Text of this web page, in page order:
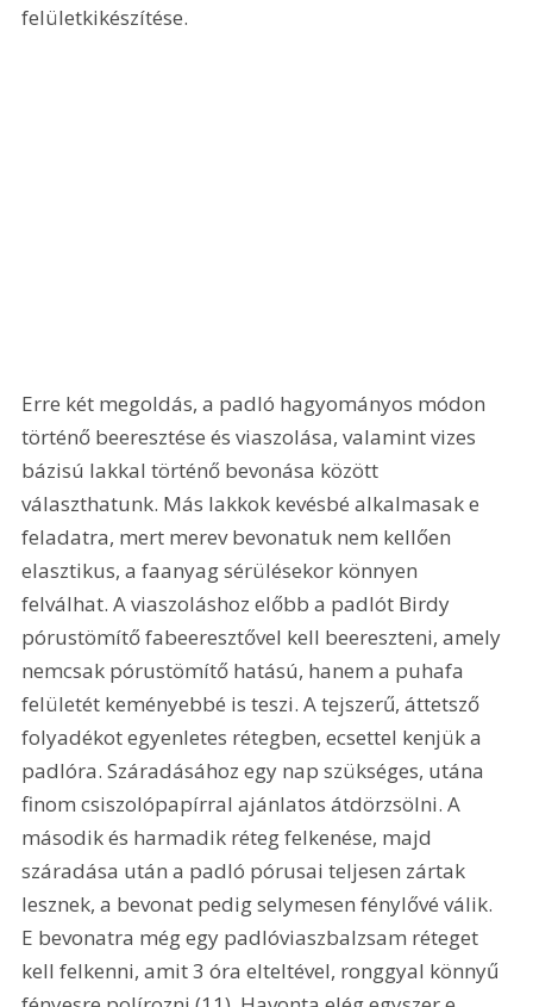
felületkikészítése.
Erre két megoldás, a padló hagyományos módon
történő beeresztése és viaszolása, valamint vizes
bázisú lakkal történő bevonása között
választhatunk. Más lakkok kevésbé alkalmasak e
feladatra, mert merev bevonatuk nem kellően
elasztikus, a faanyag sérülésekor könnyen
felválhat. A viaszoláshoz előbb a padlót Birdy
pórustömítő fabeeresztővel kell beereszteni, amely
nemcsak pórustömítő hatású, hanem a puhafa
felületét keményebbé is teszi. A tejszerű, áttetsző
folyadékot egyenletes rétegben, ecsettel kenjük a
padlóra. Száradásához egy nap szükséges, utána
finom csiszolópapírral ajánlatos átdörzsölni. A
második és harmadik réteg felkenése, majd
száradása után a padló pórusai teljesen zártak
lesznek, a bevonat pedig selymesen fénylővé válik.
E bevonatra még egy padlóviaszbalzsam réteget
kell felkenni, amit 3 óra elteltével, ronggyal könnyű